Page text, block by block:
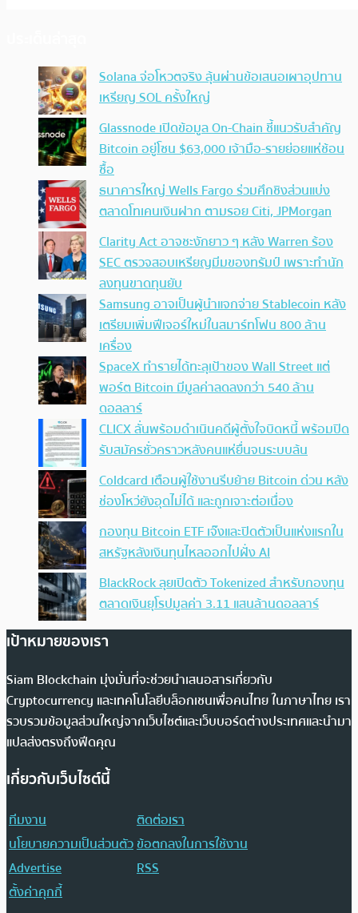
Solana จ่อโหวตจริง ลุ้นผ่านข้อเสนอเผาอุปทาน
เหรียญ SOL ครั้งใหญ่
Glassnode เปิดข้อมูล On-Chain ชี้แนวรับสำคัญ
Bitcoin อยู่โซน $63,000 เจ้ามือ-รายย่อยแห่ช้อน
ซื้อ
ธนาคารใหญ่ Wells Fargo ร่วมศึกชิงส่วนแบ่ง
ตลาดโทเคนเงินฝาก ตามรอย Citi, JPMorgan
Clarity Act อาจชะงักยาว ๆ หลัง Warren ร้อง
SEC ตรวจสอบเหรียญมีมของทรัมป์ เพราะทำนัก
ลงทุนขาดทุนยับ
Samsung อาจเป็นผู้นำแจกจ่าย Stablecoin หลัง
เตรียมเพิ่มฟีเจอร์ใหม่ในสมาร์ทโฟน 800 ล้าน
เครื่อง
SpaceX ทำรายได้ทะลุเป้าของ Wall Street แต่
พอร์ต Bitcoin มีมูลค่าลดลงกว่า 540 ล้าน
ดอลลาร์
CLICX ลั่นพร้อมดำเนินคดีผู้ตั้งใจบิดหนี้ พร้อมปิด
รับสมัครชั่วคราวหลังคนแห่ยื่นจนระบบล้น
Coldcard เตือนผู้ใช้งานรีบย้าย Bitcoin ด่วน หลัง
ช่องโหว่ยังอุดไม่ได้ และถูกเจาะต่อเนื่อง
กองทุน Bitcoin ETF เจ๊งและปิดตัวเป็นแห่งแรกใน
สหรัฐหลังเงินทุนไหลออกไปฝั่ง AI
BlackRock ลุยเปิดตัว Tokenized สำหรับกองทุน
ตลาดเงินยุโรปมูลค่า 3.11 แสนล้านดอลลาร์
เป้าหมายของเรา
Siam Blockchain มุ่งมั่นที่จะช่วยนำเสนอสารเกี่ยวกับ
Cryptocurrency และเทคโนโลยีบล็อกเชนเพื่อคนไทย ในภาษาไทย เรา
รวบรวมข้อมูลส่วนใหญ่จากเว็บไซต์และเว็บบอร์ดต่างประเทศและนำมา
แปลส่งตรงถึงฟีดคุณ
เกี่ยวกับเว็บไซต์นี้
ทีมงาน
ติดต่อเรา
นโยบายความเป็นส่วนตัวข้อตกลงในการใช้งาน
Advertise
RSS
ตั้งค่าคุกกี้